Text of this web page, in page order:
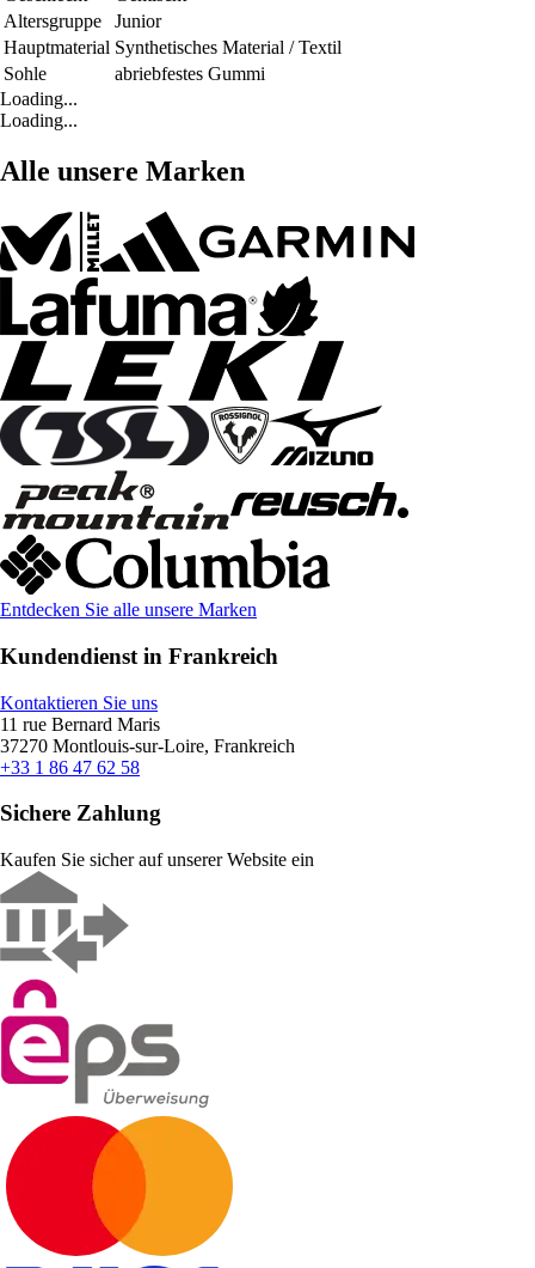
Altersgruppe
Junior
Hauptmaterial Synthetisches Material / Textil
Sohle
abriebfestes Gummi
Loading...
Loading...
Alle unsere Marken
Entdecken Sie alle unsere Marken
Kundendienst in Frankreich
Kontaktieren Sie uns
11 rue Bernard Maris
37270 Montlouis-sur-Loire, Frankreich
+33 1 86 47 62 58
Sichere Zahlung
Kaufen Sie sicher auf unserer Website ein